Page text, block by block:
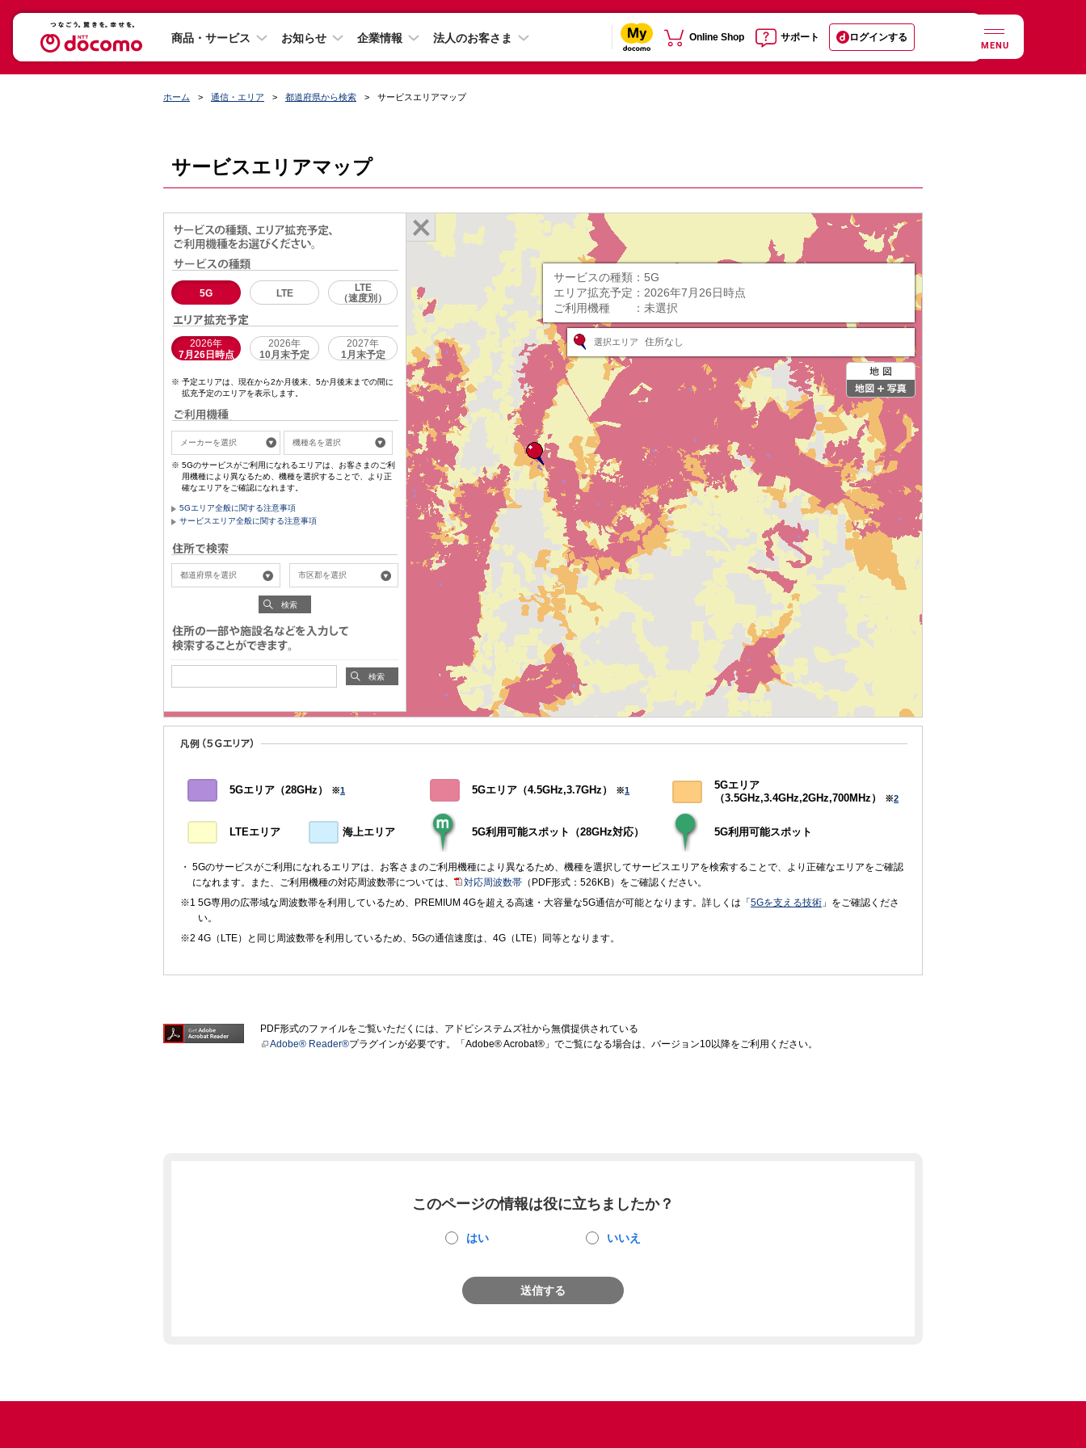
商品・サービス お知らせ 企業情報 法人のお客さま Online Shop サポート ログインする
MENU
ホーム 通信・エリア 都道府県から検索 サービスエリアマップ
サービスエリアマップ
5G LTE
LTE
（速度別）
2026年
7月26日時点
2026年
10月末予定
2027年
1月末予定
予定エリアは、現在から2か月後末、5か月後末までの間に
拡充予定のエリアを表示します。
5Gのサービスがご利用になれるエリアは、お客さまのご利
用機種により異なるため、機種を選択することで、より正
確なエリアをご確認になれます。
5Gエリア全般に関する注意事項
サービスエリア全般に関する注意事項
検索
検索
サービスの種類： 5G
エリア拡充予定： 2026年7月26日時点
ご利用機種 ： 未選択
選択エリア 住所なし
5Gエリア（28GHz） ※1 5Gエリア（4.5GHz,3.7GHz） ※1
5Gエリア
（3.5GHz,3.4GHz,2GHz,700MHz）
※2
LTEエリア 海上エリア 5G利用可能スポット（28GHz対応） 5G利用可能スポット
5Gのサービスがご利用になれるエリアは、お客さまのご利用機種により異なるため、機種を選択してサービスエリアを検索することで、より正確なエリアをご確認
になれます。また、ご利用機種の対応周波数帯については、
対応周波数帯 （PDF形式：526KB）をご確認ください。
5G専用の広帯域な周波数帯を利用しているため、PREMIUM 4Gを超える高速・大容量な5G通信が可能となります。詳しくは「 5Gを支える技術 」をご確認くださ
い。
4G（LTE）と同じ周波数帯を利用しているため、5Gの通信速度は、4G（LTE）同等となります。
PDF形式のファイルをご覧いただくには、アドビシステムズ社から無償提供されている
Adobe® Reader®プラグインが必要です。「Adobe® Acrobat®」でご覧になる場合は、バージョン10以降をご利用ください。
このページの情報は役に立ちましたか？
はい いいえ
送信する